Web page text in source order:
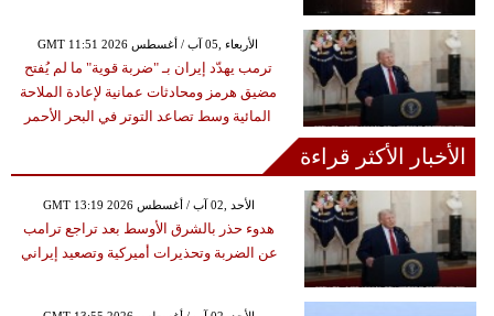
GMT 11:51 2026 الأربعاء ,05 آب / أغسطس
ترمب يهدّد إيران بـ "ضربة قوية" ما لم يُفتح
مضيق هرمز ومحادثات عمانية لإعادة الملاحة
المائية وسط تصاعد التوتر في البحر الأحمر
الأخبار الأكثر قراءة
GMT 13:19 2026 الأحد ,02 آب / أغسطس
هدوء حذر بالشرق الأوسط بعد تراجع ترامب
عن الضربة وتحذيرات أميركية وتصعيد إيراني